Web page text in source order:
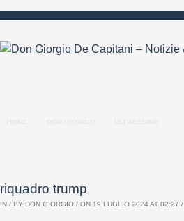
riquadro trump
IN / BY DON GIORGIO / ON 19 LUGLIO 2024 AT 02:27 /